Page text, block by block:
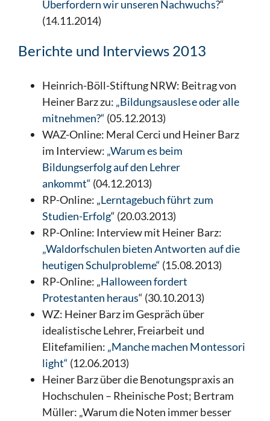
Überfordern wir unseren Nachwuchs?“
(14.11.2014)
Berichte und Interviews 2013
Heinrich-Böll-Stiftung NRW: Beitrag von
Heiner Barz zu: „Bildungsauslese oder alle
mitnehmen?“ (05.12.2013)
WAZ-Online: Meral Cerci und Heiner Barz
im Interview: „Warum es beim
Bildungserfolg auf den Lehrer
ankommt“ (04.12.2013)
RP-Online: „Lerntagebuch führt zum
Studien-Erfolg“ (20.03.2013)
RP-Online: Interview mit Heiner Barz:
„Waldorfschulen bieten Antworten auf die
heutigen Schulprobleme“ (15.08.2013)
RP-Online: „Halloween fordert
Protestanten heraus“ (30.10.2013)
WZ: Heiner Barz im Gespräch über
idealistische Lehrer, Freiarbeit und
Elitefamilien: „Manche machen Montessori
light“ (12.06.2013)
Heiner Barz über die Benotungspraxis an
Hochschulen – Rheinische Post; Bertram
Müller: „Warum die Noten immer besser